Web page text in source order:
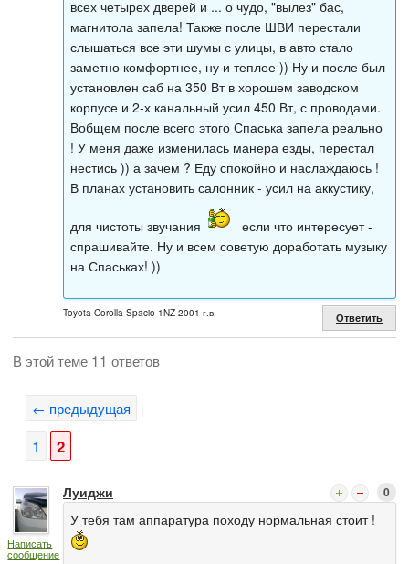
всех четырех дверей и ... о чудо, "вылез" бас,
магнитола запела! Также после ШВИ перестали
слышаться все эти шумы с улицы, в авто стало
заметно комфортнее, ну и теплее )) Ну и после был
установлен саб на 350 Вт в хорошем заводском
корпусе и 2-х канальный усил 450 Вт, с проводами.
Вобщем после всего этого Спаська запела реально
! У меня даже изменилась манера езды, перестал
нестись )) а зачем ? Еду спокойно и наслаждаюсь !
В планах установить салонник - усил на аккустику,
для чистоты звучания
если что интересует -
спрашивайте. Ну и всем советую доработать музыку
на Спаськах! ))
Toyota Corolla Spacio 1NZ 2001 г.в. Ответить
В этой теме 11 ответов
← предыдущая |
1 2
Написать
сообщение
Луиджи 0
У тебя там аппаратура походу нормальная стоит !